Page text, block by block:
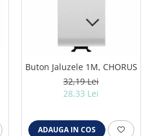
Buton Jaluzele 1M, CHORUS
32,19 Lei
28,33 Lei
ADAUGA IN COS